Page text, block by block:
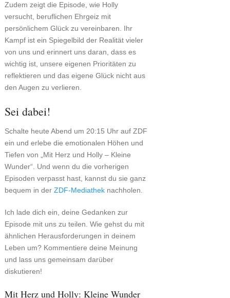
Zudem zeigt die Episode, wie Holly
versucht, beruflichen Ehrgeiz mit
persönlichem Glück zu vereinbaren. Ihr
Kampf ist ein Spiegelbild der Realität vieler
von uns und erinnert uns daran, dass es
wichtig ist, unsere eigenen Prioritäten zu
reflektieren und das eigene Glück nicht aus
den Augen zu verlieren.
Sei dabei!
Schalte heute Abend um 20:15 Uhr auf ZDF
ein und erlebe die emotionalen Höhen und
Tiefen von „Mit Herz und Holly – Kleine
Wunder“. Und wenn du die vorherigen
Episoden verpasst hast, kannst du sie ganz
bequem in der ZDF-Mediatheknachholen.
Ich lade dich ein, deine Gedanken zur
Episode mit uns zu teilen. Wie gehst du mit
ähnlichen Herausforderungen in deinem
Leben um? Kommentiere deine Meinung
und lass uns gemeinsam darüber
diskutieren!
Mit Herz und Holly: Kleine Wunder